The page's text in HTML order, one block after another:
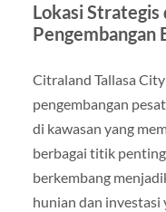
Lokasi Strategis
Pengembangan
Citraland Tallasa
pengembangan
di kawasan yang
berbagai titik
berkembang
hunian dan investasi